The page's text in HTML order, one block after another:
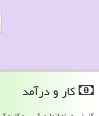
كار و درآمد